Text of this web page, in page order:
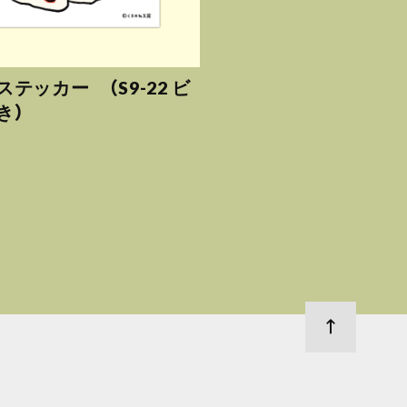
テッカー （S9-22 ビ
）